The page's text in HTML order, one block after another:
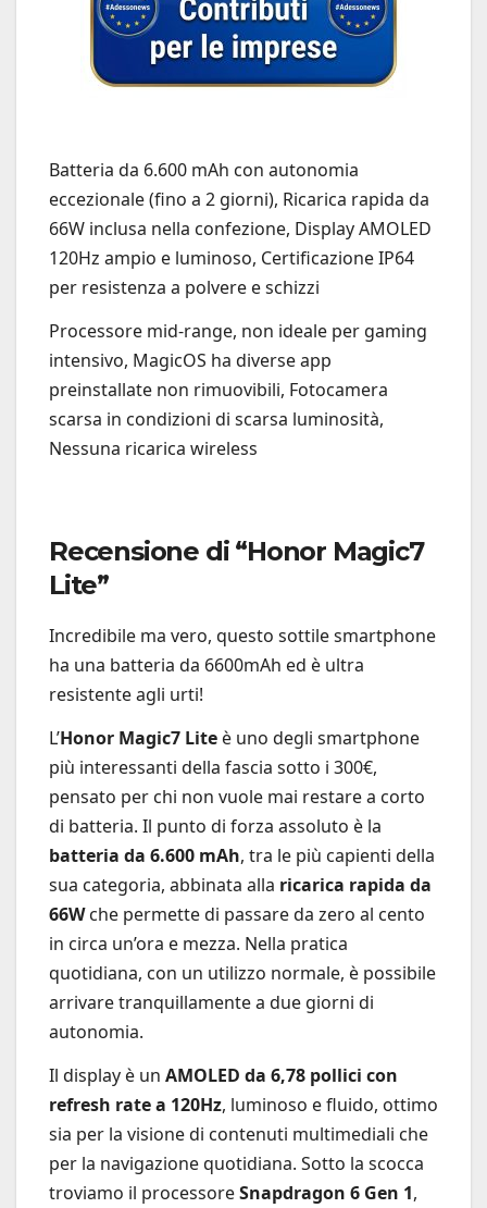
Batteria da 6.600 mAh con autonomia
eccezionale (fino a 2 giorni), Ricarica rapida da
66W inclusa nella confezione, Display AMOLED
120Hz ampio e luminoso, Certificazione IP64
per resistenza a polvere e schizzi
Processore mid-range, non ideale per gaming
intensivo, MagicOS ha diverse app
preinstallate non rimuovibili, Fotocamera
scarsa in condizioni di scarsa luminosità,
Nessuna ricarica wireless
Recensione di “Honor Magic7
Lite”
Incredibile ma vero, questo sottile smartphone
ha una batteria da 6600mAh ed è ultra
resistente agli urti!
L’Honor Magic7 Lite è uno degli smartphone
più interessanti della fascia sotto i 300€,
pensato per chi non vuole mai restare a corto
di batteria. Il punto di forza assoluto è la
batteria da 6.600 mAh, tra le più capienti della
sua categoria, abbinata alla ricarica rapida da
66Wche permette di passare da zero al cento
in circa un’ora e mezza. Nella pratica
quotidiana, con un utilizzo normale, è possibile
arrivare tranquillamente a due giorni di
autonomia.
Il display è un AMOLED da 6,78 pollici con
refresh rate a 120Hz, luminoso e fluido, ottimo
sia per la visione di contenuti multimediali che
per la navigazione quotidiana. Sotto la scocca
troviamo il processoreSnapdragon 6 Gen 1,